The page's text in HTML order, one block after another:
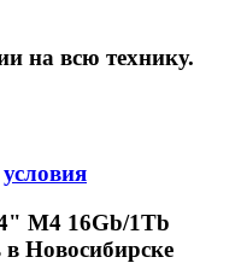
на всю технику.
условия
M4 16Gb/1Tb
Новосибирске